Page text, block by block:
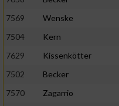
7569
Wenske
7504
Kern
7629
Kissenkötter
7502
Becker
7570
Zagarrio